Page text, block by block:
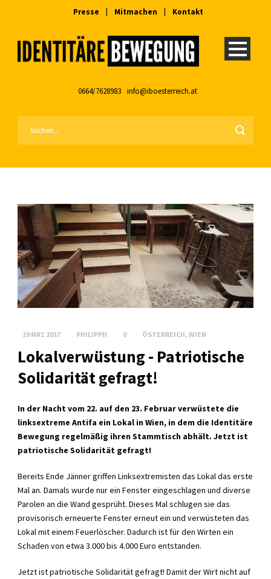
Presse Mitmachen Kontakt
0664/7628983 info@iboesterreich.at
29 MRZ 2017 PHILIPPH 0 ÖSTERREICH WIEN
Lokalverwüstung - Patriotische
Solidarität gefragt!
In der Nacht vom 22. auf den 23. Februar verwüstete die
linksextreme Antifa ein Lokal in Wien, in dem die Identitäre
Bewegung regelmäßig ihren Stammtisch abhält. Jetzt ist
patriotische Solidarität gefragt!
Bereits Ende Jänner griffen Linksextremisten das Lokal das erste
Mal an. Damals wurde nur ein Fenster eingeschlagen und diverse
Parolen an die Wand gesprüht. Dieses Mal schlugen sie das
provisorisch erneuerte Fenster erneut ein und verwüsteten das
Lokal mit einem Feuerlöscher. Dadurch ist für den Wirten ein
Schaden von etwa 3.000 bis 4.000 Euro entstanden.
Jetzt ist patriotische Solidarität gefragt! Damit der Wirt nicht auf